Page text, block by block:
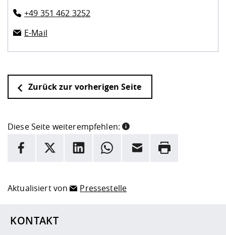
+49 351 462 3252
E-Mail
Zurück zur vorherigen Seite
Diese Seite weiterempfehlen:
INFORMATION
Facebook
X LinkedInWhatsappE-Mail Drucken
Aktualisiert von Pressestelle
KONTAKT